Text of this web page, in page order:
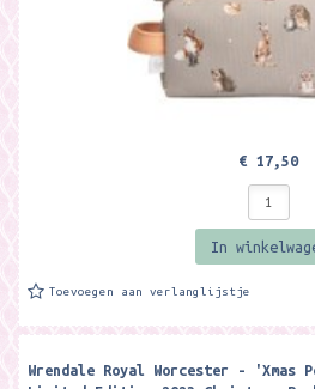
€ 17,50
In
Toevoegen aan verlanglijstje
Wrendale Royal Worcester - 'Xmas